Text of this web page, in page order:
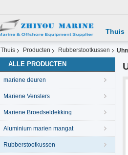
Thuis
Thuis Producten Rubberstootkussen
ALLE PRODUCTEN
mariene deuren
Mariene Vensters
Mariene Broedseldekking
Aluminium marien mangat
Rubberstootkussen